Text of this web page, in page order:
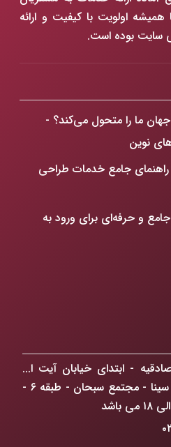
اولویت با کیفیت و ارائه
سایت بوده است.
ما را متحول می‌کند؟ -
نوین
جامع خدمات طراحی
و حرفه‌ای برای ورود به
و فرم، ساخت پنجره‌ای به
در تهران: گذار از حضور
- ابتدای خیابان آیت ا...
کاشانی - جنب درمانگاه ابن سینا - مجتمع سبحان - طبقه ۶ -